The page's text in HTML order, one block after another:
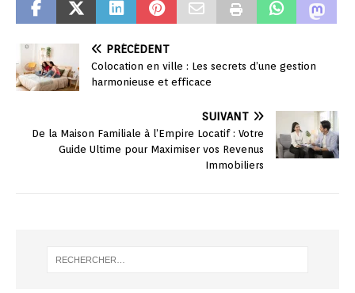
PRÉCÉDENT
Colocation en ville : Les secrets d’une gestion
harmonieuse et efficace
SUIVANT
De la Maison Familiale à l’Empire Locatif : Votre
Guide Ultime pour Maximiser vos Revenus
Immobiliers